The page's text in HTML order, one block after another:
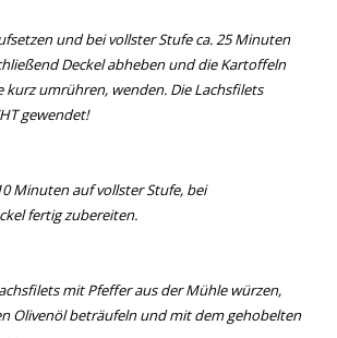
und bei vollster Stufe ca. 25 Minuten
Deckel abheben und die Kartoffeln
kurz umrühren, wenden. Die Lachsfilets
gewendet!
Minuten auf vollster Stufe, bei
fertig zubereiten.
mit Pfeffer aus der Mühle würzen,
Olivenöl beträufeln und mit dem gehobelten